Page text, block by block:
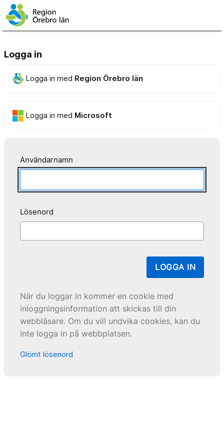
Logga in
Logga in med Region Örebro län
Logga in med Microsoft
Användarnamn
Lösenord
LOGGA IN
När du loggar in kommer en cookie med
inloggningsinformation att skickas till din
webbläsare. Om du vill undvika cookies, kan du
inte logga in på webbplatsen.
Glömt lösenord